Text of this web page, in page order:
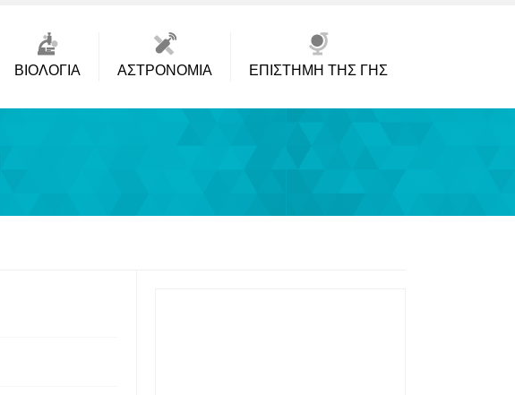
ΒΙΟΛΟΓΊΑ ΑΣΤΡΟΝΟΜΊΑ ΕΠΙΣΤΉΜΗ ΤΗΣ ΓΗΣ